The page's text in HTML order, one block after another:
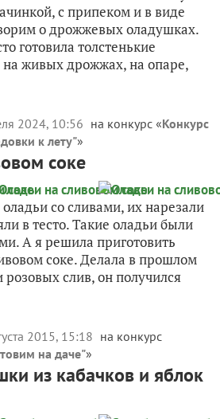
с припеком и в виде
о дрожжевых оладушках.
готовила толстенькие
живых дрожжах, на опаре,
2024, 10:56 на конкурс «Конкурс
к лету"»
соке
со сливами, их нарезали
в тесто. Такие оладьи были
А я решила приготовить
соке. Делала в прошлом
розовых слив, он получился
2015, 15:18 на конкурс
на даче"»
из кабачков и яблок